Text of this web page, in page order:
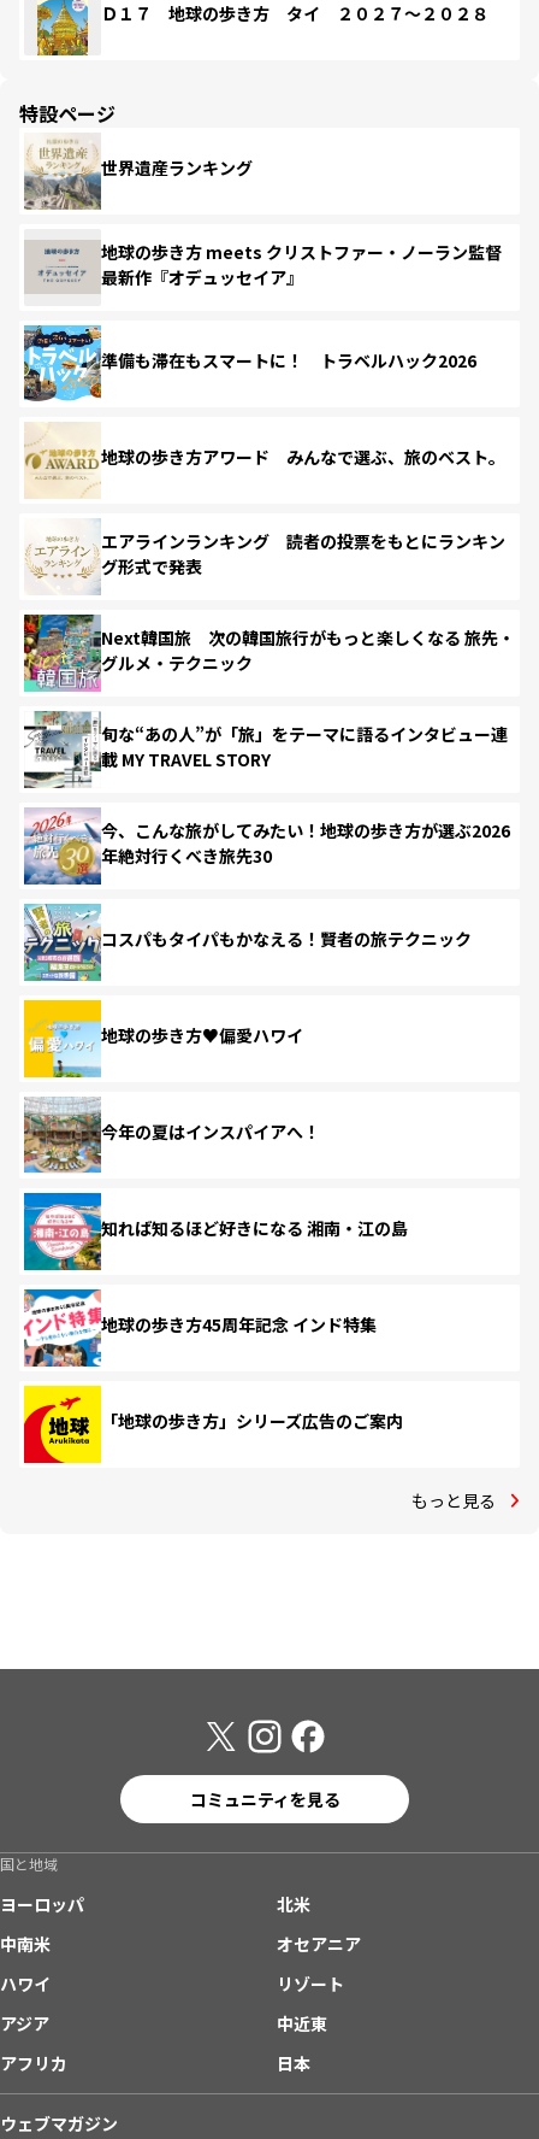
Ｄ１７ 地球の歩き方 タイ ２０２７～２０２８
特設ページ
世界遺産ランキング
地球の歩き方 meets クリストファー・ノーラン監督
最新作『オデュッセイア』
準備も滞在もスマートに！ トラベルハック2026
地球の歩き方アワード みんなで選ぶ、旅のベスト。
エアラインランキング 読者の投票をもとにランキン
グ形式で発表
Next韓国旅 次の韓国旅行がもっと楽しくなる 旅先・
グルメ・テクニック
旬な“あの人”が「旅」をテーマに語るインタビュー連
載 MY TRAVEL STORY
今、こんな旅がしてみたい！地球の歩き方が選ぶ2026
年絶対行くべき旅先30
コスパもタイパもかなえる！賢者の旅テクニック
地球の歩き方♥偏愛ハワイ
今年の夏はインスパイアへ！
知れば知るほど好きになる 湘南・江の島
地球の歩き方45周年記念 インド特集
「地球の歩き方」シリーズ広告のご案内
もっと見る
コミュニティを見る
国と地域
ヨーロッパ
北米
中南米
オセアニア
ハワイ
リゾート
アジア
中近東
アフリカ
日本
ウェブマガジン